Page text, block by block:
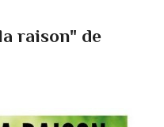
raison" de